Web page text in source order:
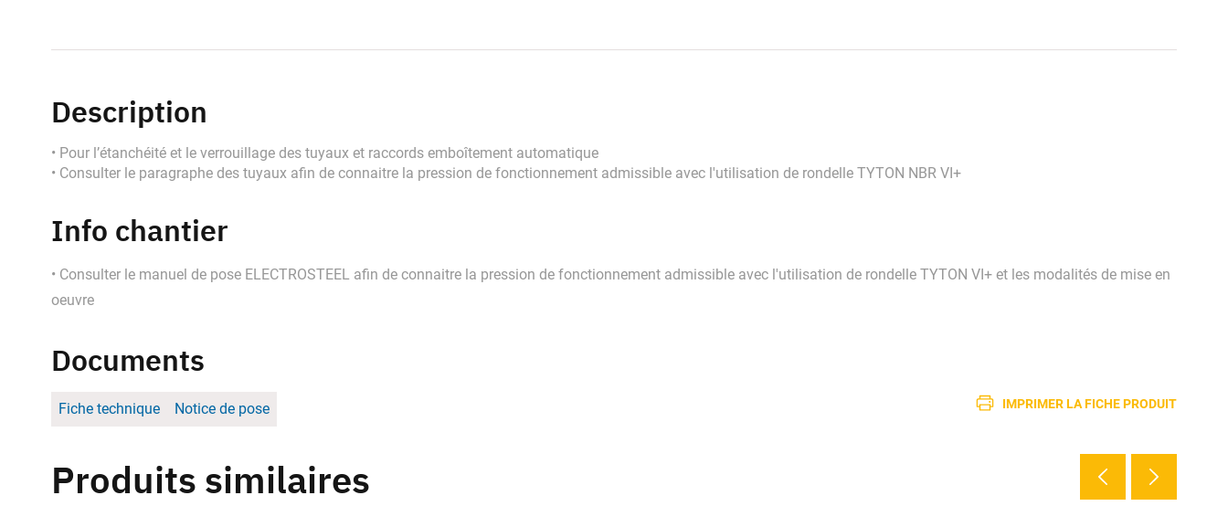
Description
• Pour l’étanchéité et le verrouillage des tuyaux et raccords emboîtement automatique
• Consulter le paragraphe des tuyaux afin de connaitre la pression de fonctionnement admissible avec l'utilisation de rondelle TYTON NBR VI+
Info chantier
• Consulter le manuel de pose ELECTROSTEEL afin de connaitre la pression de fonctionnement admissible avec l'utilisation de rondelle TYTON VI+ et les modalités de mise en
oeuvre
Documents
Fiche technique Notice de pose IMPRIMER LA FICHE PRODUIT
Produits similaires